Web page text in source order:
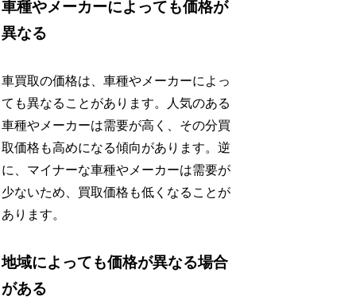
車種やメーカーによっても価格が
異なる
車買取の価格は、車種やメーカーによっ
ても異なることがあります。人気のある
車種やメーカーは需要が高く、その分買
取価格も高めになる傾向があります。逆
に、マイナーな車種やメーカーは需要が
少ないため、買取価格も低くなることが
あります。
地域によっても価格が異なる場合
がある